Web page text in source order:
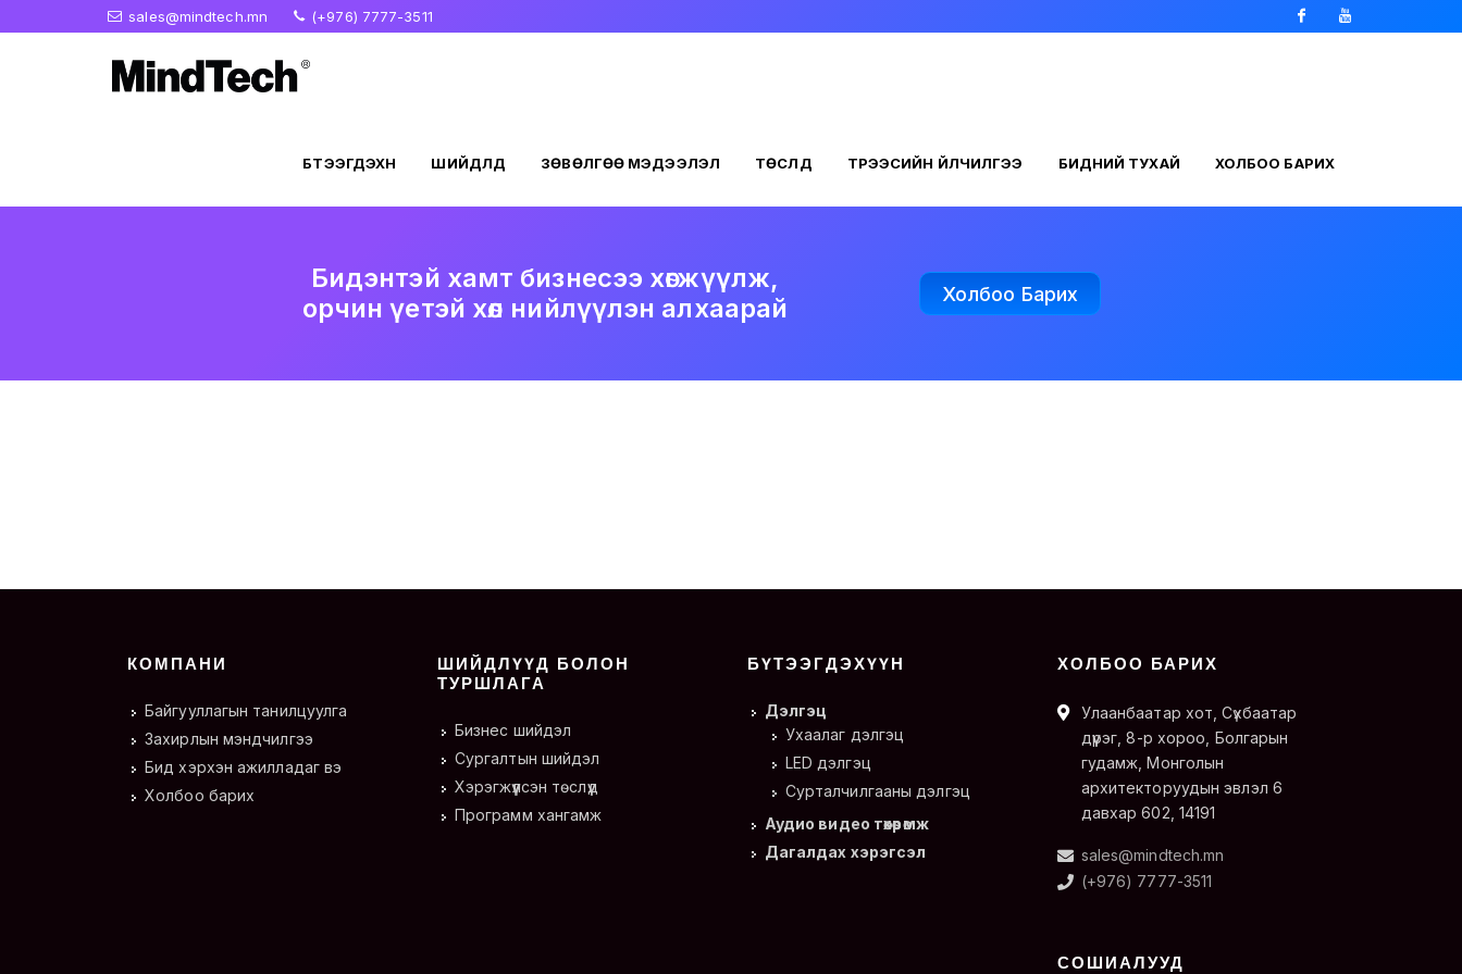
sales@mindtech.mn
(+976) 7777-3511
БҮТЭЭГДЭХҮҮН ШИЙДЛҮҮД ЗӨВӨЛГӨӨ МЭДЭЭЛЭЛ ТӨСЛҮҮД ТҮРЭЭСИЙН ҮЙЛЧИЛГЭЭ БИДНИЙ ТУХАЙ ХОЛБОО БАРИХ
Бидэнтэй хамт бизнесээ хөгжүүлж,
орчин үетэй хөл нийлүүлэн алхаарай
Холбоо Барих
КОМПАНИ
Байгууллагын танилцуулга
Захирлын мэндчилгээ
Бид хэрхэн ажилладаг вэ
Холбоо барих
ШИЙДЛҮҮД БОЛОН
ТУРШЛАГА
Бизнес шийдэл
Сургалтын шийдэл
Хэрэгжүүлсэн төслүүд
Программ хангамж
БҮТЭЭГДЭХҮҮН
Дэлгэц
Ухаалаг дэлгэц
LED дэлгэц
Сурталчилгааны дэлгэц
Аудио видео төхөөрөмж
Дагалдах хэрэгсэл
ХОЛБОО БАРИХ
Улаанбаатар хот, Сүхбаатар
дүүрэг, 8-р хороо, Болгарын
гудамж, Монголын
архитекторуудын эвлэл 6
давхар 602, 14191
sales@mindtech.mn
(+976) 7777-3511
СОШИАЛУУД